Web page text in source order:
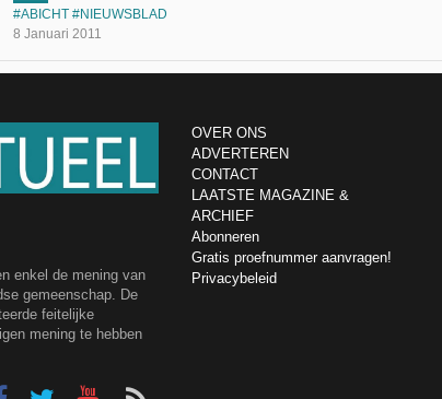
8 Januari 2011
ABICHT NIEUWSBLAD
enkel de mening van
gemeenschap. De
feitelijke
mening te hebben
OVER ONS
ADVERTEREN
CONTACT
LAATSTE MAGAZINE &
ARCHIEF
Abonneren
Gratis proefnummer aanvragen!
Privacybeleid